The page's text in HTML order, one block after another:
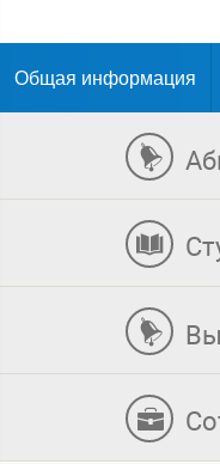
Общая информация